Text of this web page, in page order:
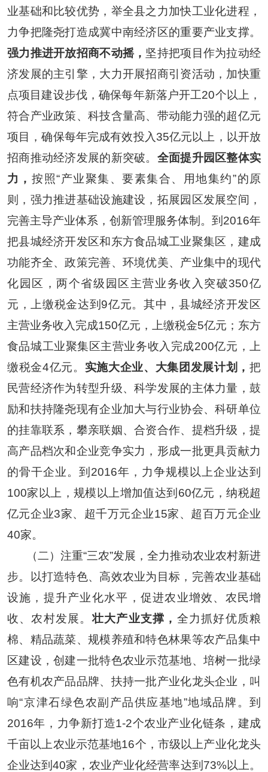
业基础和比较优势，举全县之力加快工业化进程，
力争把隆尧打造成冀中南经济区的重要产业支撑。
强力推进开放招商不动摇， 坚持把项目作为拉动经
济发展的主引擎，大力开展招商引资活动，加快重
点项目建设步伐，确保每年新落户开工20个以上，
符合产业政策、科技含量高、带动能力强的超亿元
项目，确保每年完成有效投入35亿元以上，以开放
招商推动经济发展的新突破。 全面提升园区整体实
力， 按照“产业聚集、要素集合、用地集约”的原
则，强力推进基础设施建设，拓展园区发展空间，
完善主导产业体系，创新管理服务体制。到 2016年
把县城经济开发区和东方食品城工业聚集区，建成
功能齐全、政策完善、环境优美、产业集中的现代
化园区，两个省级园区主营业务收入突破350亿
元，上缴税金达到 9亿元。其中，县城经济开发区
主营业务收入完成150亿元，上缴税金5亿元；东方
食品城工业聚集区主营业务收入完成200亿元，上
缴税金4亿元。 实施大企业、大集团发展计划，把
民营经济作为转型升级、科学发展的主体力量，鼓
励和扶持隆尧现有企业加大与行业协会、科研单位
的挂靠联系，攀亲联姻、合资合作、提档升级，提
高产品档次和企业竞争实力，形成一批更具贡献力
的骨干企业。到 2016年，力争规模以上企业达到
100家以上，规模以上增加值达到 60亿元，纳税超
亿元企业3家、超千万元企业15家、超百万元企业
40家。
（二）注重“三农”发展，全力推动农业农村新进
步。
以打造特色、高效农业为目标，完善农业基础
设施，提升产业化水平，促进农业增效、农民增
收、农村发展。壮大产业支撑， 全力抓好优质粮
棉、精品蔬菜、规模养殖和特色林果等农产品集中
区建设，创建一批特色农业示范基地、培树一批绿
色有机农产品品牌、扶持一批产业化龙头企业，叫
响“京津石绿色农副产品供应基地”地域品牌。到
2016年，力争新打造1-2个农业产业化链条，建成
千亩以上农业示范基地16个，市级以上产业化龙头
企业达到40家，农业产业化经营率达到 73%以上。